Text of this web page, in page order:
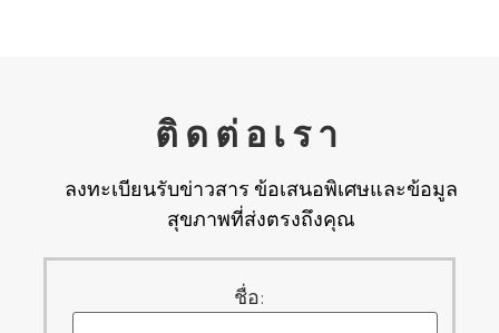
ติดต่อเรา
ลงทะเบียนรับข่าวสาร ข้อเสนอพิเศษและข้อมูล
สุขภาพที่ส่งตรงถึงคุณ
ชื่อ: